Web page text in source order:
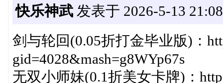
快乐神武发表于 2026-5-13
剑与轮回(0.05折打金毕业版)：
gid=4028&mash=g8WYp67s
无双小师妹(0.1折美女卡牌)：